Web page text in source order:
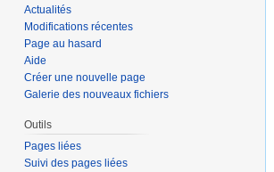
Actualités
Modifications récentes
Page au hasard
Aide
Créer une nouvelle page
Galerie des nouveaux fichiers
Outils
Pages liées
Suivi des pages liées